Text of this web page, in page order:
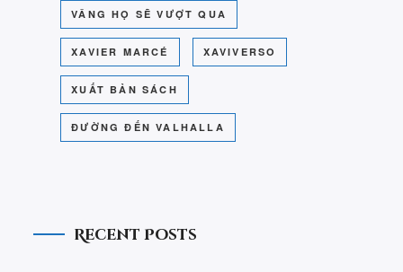
VÂNG HỌ SẼ VƯỢT QUA
XAVIER MARCÉ XAVIVERSO
XUẤT BẢN SÁCH
ĐƯỜNG ĐẾN VALHALLA
Recent Posts